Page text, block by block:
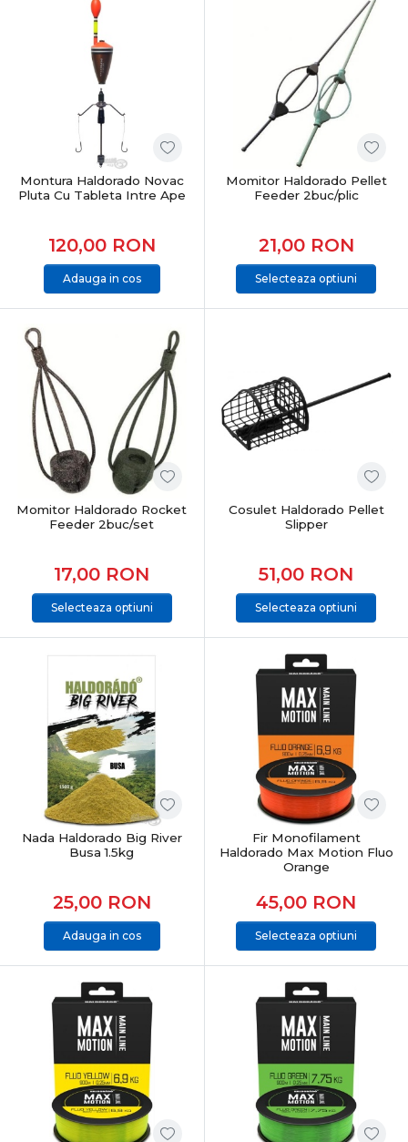
Montura Haldorado Novac
Pluta Cu Tableta Intre Ape
120,00 RON
Adauga in cos
Momitor Haldorado Pellet
Feeder 2buc/plic
21,00 RON
Selecteaza optiuni
Momitor Haldorado Rocket
Feeder 2buc/set
17,00 RON
Selecteaza optiuni
Cosulet Haldorado Pellet
Slipper
51,00 RON
Selecteaza optiuni
Nada Haldorado Big River
Busa 1.5kg
25,00 RON
Adauga in cos
Fir Monofilament
Haldorado Max Motion Fluo
Orange
45,00 RON
Selecteaza optiuni